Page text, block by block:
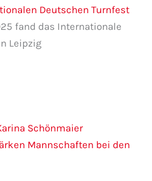
Deutschen Turnfest
fand das Internationale
Leipzig
Schönmaier
Mannschaften bei den